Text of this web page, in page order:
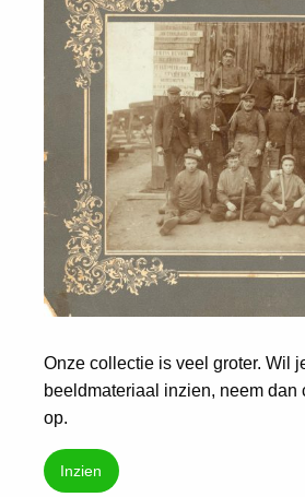
Onze collectie is veel groter. Wil
beeldmateriaal inzien, neem dan
op.
Inzien